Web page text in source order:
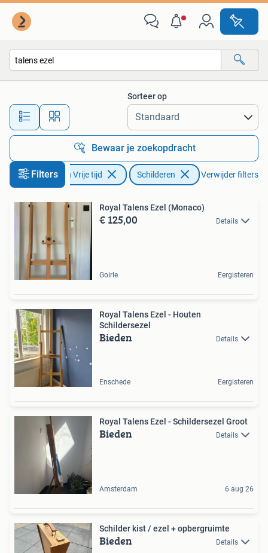
Alle afstanden…
Sorteer op
Bewaar je zoekopdracht
Filters
Hobby en Vrije tijd Schilderen Verwijder filters
Royal Talens Ezel (Monaco)
€ 125,00 Details
Goirle Eergisteren
Royal Talens Ezel - Houten
Schildersezel
Bieden Details
Enschede Eergisteren
Royal Talens Ezel - Schildersezel Groot
Bieden Details
Amsterdam 6 aug 26
Schilder kist / ezel + opbergruimte
Bieden Details